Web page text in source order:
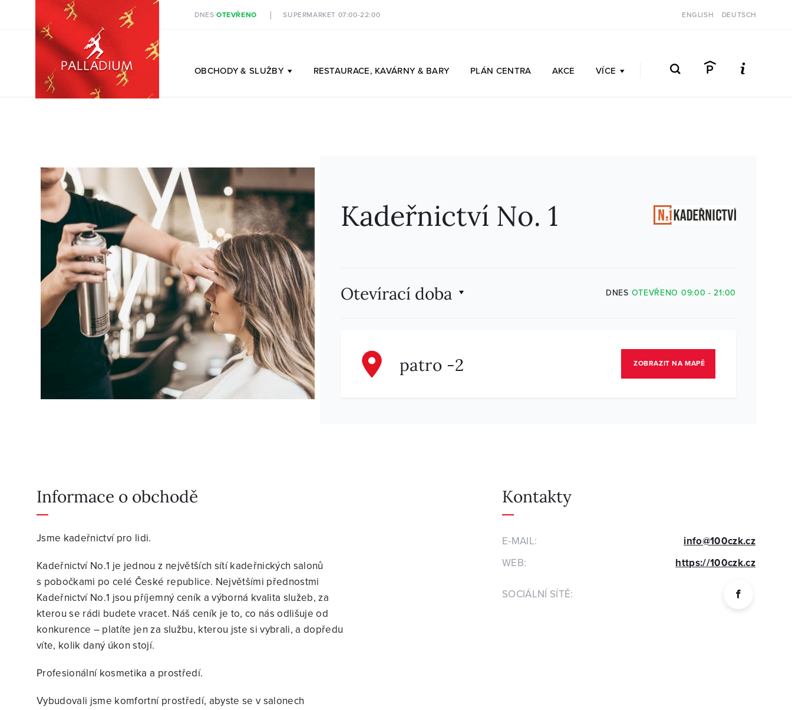
DNES OTEVŘENO SUPERMARKET 07:00-22:00 ENGLISH DEUTSCH
CS
OBCHODY& SLUŽBY RESTAURACE, KAVÁRNY & BARY PLÁN CENTRA AKCE VÍCE
Kadeřnictví No. 1
Otevírací doba DNES OTEVŘENO 09:00 - 21:00
patro -2 ZOBRAZIT NA MAPĚ
Informace o obchodě
Jsme kadeřnictví pro lidi.
Kadeřnictví No.1 je jednou z největších sítí kadeřnických salonů
s pobočkami po celé České republice. Největšími přednostmi
Kadeřnictví No.1 jsou příjemný ceník a výborná kvalita služeb, za
kterou se rádi budete vracet. Náš ceník je to, co nás odlišuje od
konkurence – platíte jen za službu, kterou jste si vybrali, a dopředu
víte, kolik daný úkon stojí.
Profesionální kosmetika a prostředí.
Vybudovali jsme komfortní prostředí, abyste se v salonech
Kontakty
E-MAIL:
info@100czk.cz
WEB:
https://100czk.cz
SOCIÁLNÍ SÍTĚ: